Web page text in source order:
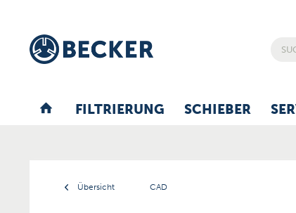
FILTRIERUNG SCHIEBER
Übersicht CAD